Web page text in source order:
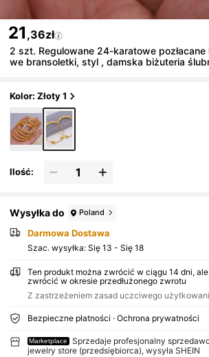
21 ,36zł
2 szt. Regulowane 24-karatowe pozłacane
we bransoletki, styl , damska biżuteria
Kolor: Złoty 1
Ilość:
Wysyłka do Poland
Darmowa Dostawa
Szac. wysyłka: Się 13 - Się 18
Ten produkt można zwrócić w ciągu 14 dni,
zwrócić w okresie przedłużonego zwrotu
Z zastrzeżeniem zasad uczciwego
Bezpieczne płatności · Ochrona prywatności
Marketplace
Sprzedaje profesjonalny
jewelry store (przedsiębiorca), wysyła SHEIN